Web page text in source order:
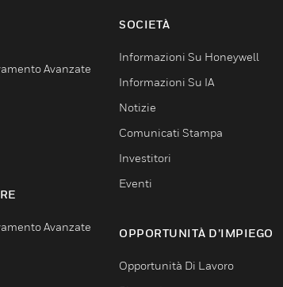
Avanzate
Avanzate
SOCIETÀ
Informazioni Su Honeywell
Informazioni Su IA
Notizie
Comunicati Stampa
Investitori
Eventi
OPPORTUNITÀ D’IMPIEGO
Opportunità Di Lavoro